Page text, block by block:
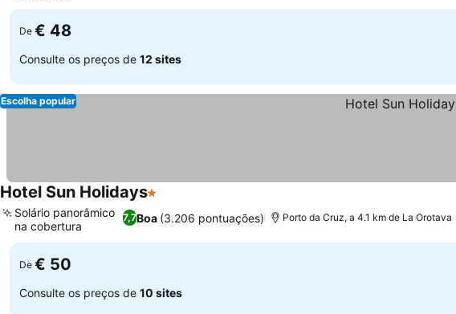
De € 48
Consulte os preços de 12 sites
Escolha popular
Hotel Sun Holidays1 Estrelas
7,7Boa (3.206 pontuações)
Solário panorâmico
na cobertura
Porto da Cruz, a 4.1 km de La Orotava
De € 50
Consulte os preços de 10 sites